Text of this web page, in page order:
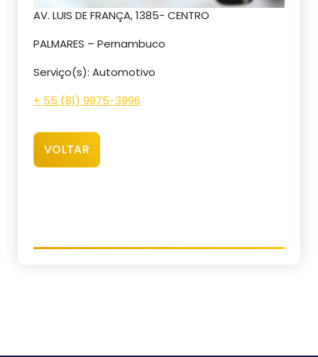
AV. LUIS DE FRANÇA, 1385- CENTRO
PALMARES – Pernambuco
Serviço(s): Automotivo
+ 55 (81) 9975-3996
VOLTAR